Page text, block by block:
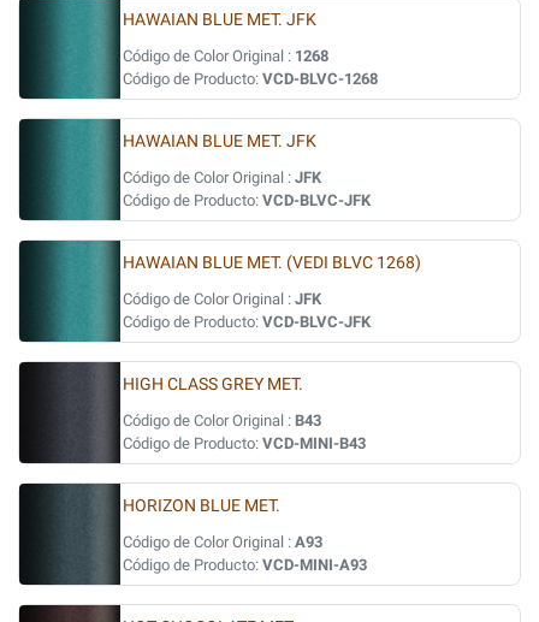
HAWAIAN BLUE MET. JFK
Código de Color Original : 1268
Código de Producto: VCD-BLVC-1268
HAWAIAN BLUE MET. JFK
Código de Color Original : JFK
Código de Producto: VCD-BLVC-JFK
HAWAIAN BLUE MET. (VEDI BLVC 1268)
Código de Color Original : JFK
Código de Producto: VCD-BLVC-JFK
HIGH CLASS GREY MET.
Código de Color Original : B43
Código de Producto: VCD-MINI-B43
HORIZON BLUE MET.
Código de Color Original : A93
Código de Producto: VCD-MINI-A93